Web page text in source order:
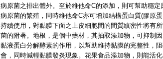
病原菌之排出體外。至於維他命C的添加，則可幫助穩定
病原菌的繁殖，同時維他命C亦可增加結構蛋白質(膠原
持續使用，對黏膜下面之上皮細胞間的間質縝密性將有
菌的附著。地根，是個中藥材，其抽取添加物，可抑制
黏液蛋白分解酵素的作用，以幫助維持黏膜的完整性，
會，同時減輕黏膜發炎現象。花果食品添加物，則能活